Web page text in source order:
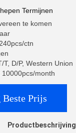
Termijnen
te komen
ctn
T, D/P, Western Union
month
Prijs
Productbeschrijving